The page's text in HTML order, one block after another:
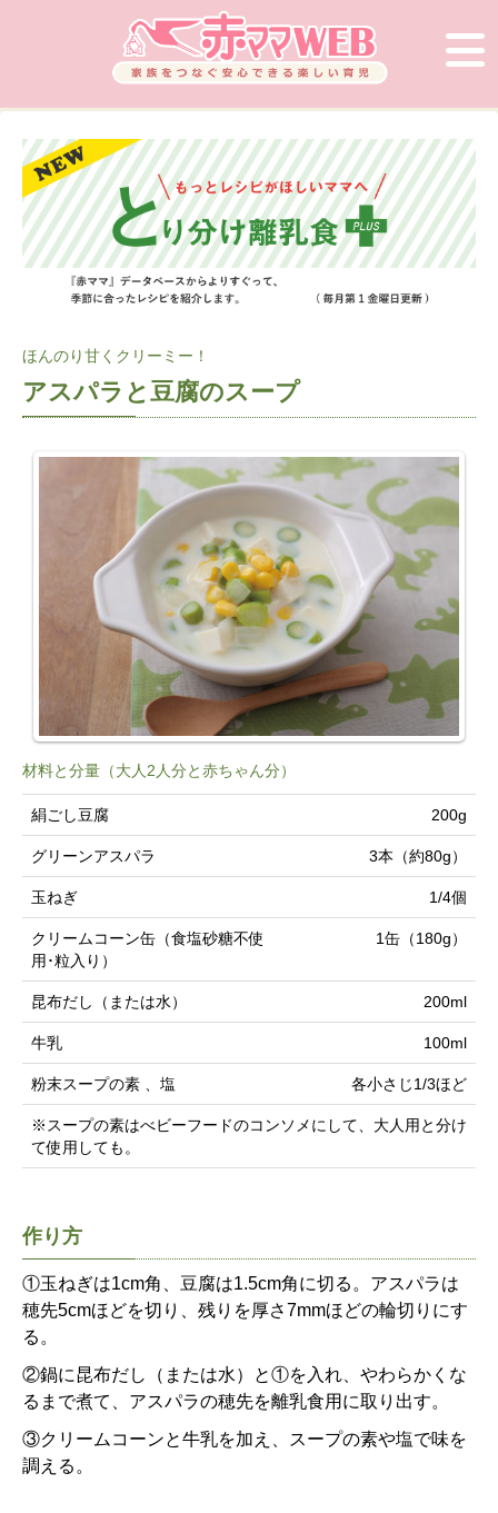
ほんのり甘くクリーミー！
アスパラと豆腐のスープ
材料と分量（大人2人分と赤ちゃん分）
絹ごし豆腐 200g
グリーンアスパラ 3本（約80g）
玉ねぎ 1/4個
クリームコーン缶（食塩砂糖不使
用･粒入り）
1缶（180g）
昆布だし（または水） 200ml
牛乳 100ml
粉末スープの素 、塩 各小さじ1/3ほど
※スープの素はべビーフードのコンソメにして、大人用と分け
て使用しても。
作り方
①玉ねぎは1cm角、豆腐は1.5cm角に切る。アスパラは
穂先5cmほどを切り、残りを厚さ7mmほどの輪切りにす
る。
②鍋に昆布だし（または水）と①を入れ、やわらかくな
るまで煮て、アスパラの穂先を離乳食用に取り出す。
③クリームコーンと牛乳を加え、スープの素や塩で味を
調える。